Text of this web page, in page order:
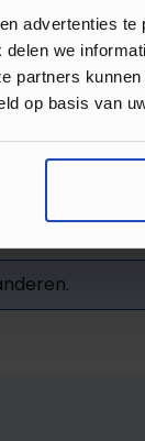
advertenties
we
partners
op basis van
Review